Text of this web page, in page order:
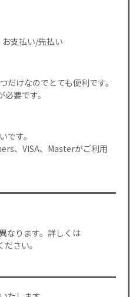
支払い/先払い
だけなのでとても便利です。
要です。
です。
、VISA、Masterがご利用
なります。詳しくは
さい。